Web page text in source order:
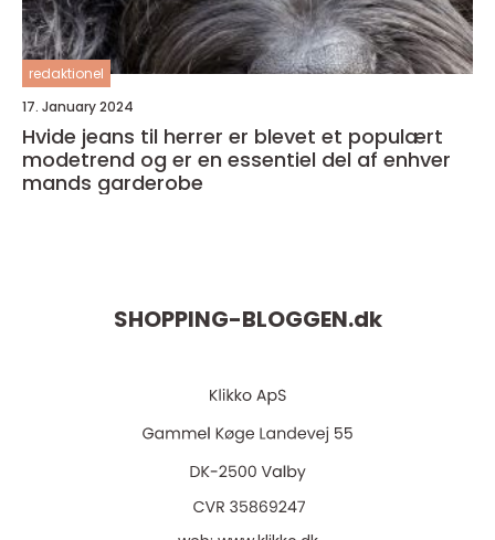
redaktionel
17. January 2024
Hvide jeans til herrer er blevet et populært
modetrend og er en essentiel del af enhver
mands garderobe
SHOPPING-BLOGGEN.dk